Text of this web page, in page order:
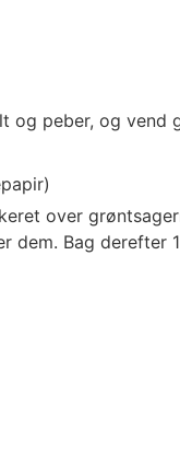
peber, og vend
over
dem. Bag derefter